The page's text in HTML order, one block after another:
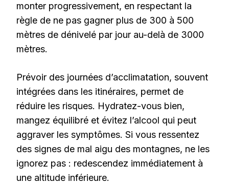
monter progressivement, en respectant la
règle de ne pas gagner plus de 300 à 500
mètres de dénivelé par jour au-delà de 3000
mètres.
Prévoir des journées d’acclimatation, souvent
intégrées dans les itinéraires, permet de
réduire les risques. Hydratez-vous bien,
mangez équilibré et évitez l’alcool qui peut
aggraver les symptômes. Si vous ressentez
des signes de mal aigu des montagnes, ne les
ignorez pas : redescendez immédiatement à
une altitude inférieure.